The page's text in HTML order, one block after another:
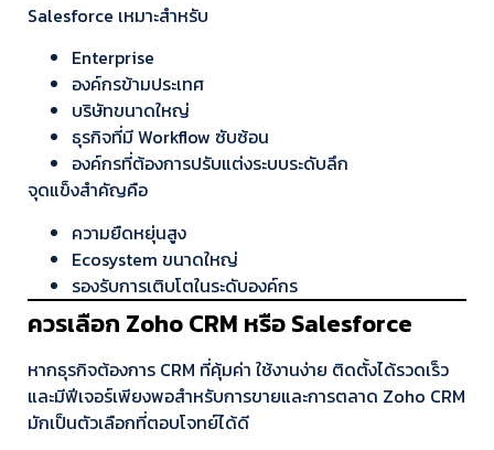
Salesforce เหมาะสำหรับ
Enterprise
องค์กรข้ามประเทศ
บริษัทขนาดใหญ่
ธุรกิจที่มี Workflow ซับซ้อน
องค์กรที่ต้องการปรับแต่งระบบระดับลึก
จุดแข็งสำคัญคือ
ความยืดหยุ่นสูง
Ecosystem ขนาดใหญ่
รองรับการเติบโตในระดับองค์กร
ควรเลือก Zoho CRM หรือ Salesforce
หากธุรกิจต้องการ CRM ที่คุ้มค่า ใช้งานง่าย ติดตั้งได้รวดเร็ว
และมีฟีเจอร์เพียงพอสำหรับการขายและการตลาด Zoho CRM
มักเป็นตัวเลือกที่ตอบโจทย์ได้ดี